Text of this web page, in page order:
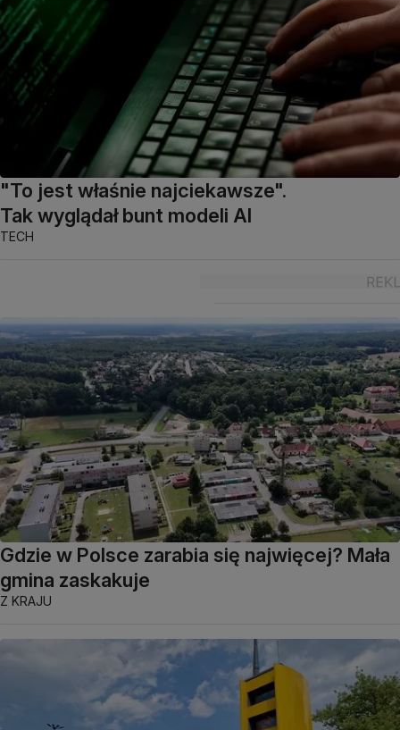
"To jest właśnie najciekawsze".
Tak wyglądał bunt modeli AI
TECH
Gdzie w Polsce zarabia się najwięcej? Mała
gmina zaskakuje
Z KRAJU